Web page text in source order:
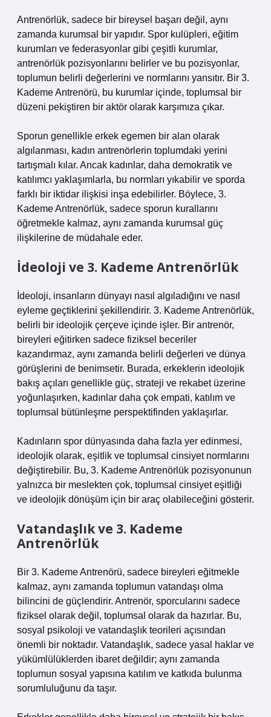
Antrenörlük, sadece bir bireysel başarı değil, aynı
zamanda kurumsal bir yapıdır. Spor kulüpleri, eğitim
kurumları ve federasyonlar gibi çeşitli kurumlar,
antrenörlük pozisyonlarını belirler ve bu pozisyonlar,
toplumun belirli değerlerini ve normlarını yansıtır. Bir 3.
Kademe Antrenörü, bu kurumlar içinde, toplumsal bir
düzeni pekiştiren bir aktör olarak karşımıza çıkar.
Sporun genellikle erkek egemen bir alan olarak
algılanması, kadın antrenörlerin toplumdaki yerini
tartışmalı kılar. Ancak kadınlar, daha demokratik ve
katılımcı yaklaşımlarla, bu normları yıkabilir ve sporda
farklı bir iktidar ilişkisi inşa edebilirler. Böylece, 3.
Kademe Antrenörlük, sadece sporun kurallarını
öğretmekle kalmaz, aynı zamanda kurumsal güç
ilişkilerine de müdahale eder.
İdeoloji ve 3. Kademe Antrenörlük
İdeoloji, insanların dünyayı nasıl algıladığını ve nasıl
eyleme geçtiklerini şekillendirir. 3. Kademe Antrenörlük,
belirli bir ideolojik çerçeve içinde işler. Bir antrenör,
bireyleri eğitirken sadece fiziksel beceriler
kazandırmaz, aynı zamanda belirli değerleri ve dünya
görüşlerini de benimsetir. Burada, erkeklerin ideolojik
bakış açıları genellikle güç, strateji ve rekabet üzerine
yoğunlaşırken, kadınlar daha çok empati, katılım ve
toplumsal bütünleşme perspektifinden yaklaşırlar.
Kadınların spor dünyasında daha fazla yer edinmesi,
ideolojik olarak, eşitlik ve toplumsal cinsiyet normlarını
değiştirebilir. Bu, 3. Kademe Antrenörlük pozisyonunun
yalnızca bir meslekten çok, toplumsal cinsiyet eşitliği
ve ideolojik dönüşüm için bir araç olabileceğini gösterir.
Vatandaşlık ve 3. Kademe
Antrenörlük
Bir 3. Kademe Antrenörü, sadece bireyleri eğitmekle
kalmaz, aynı zamanda toplumun vatandaşı olma
bilincini de güçlendirir. Antrenör, sporcularını sadece
fiziksel olarak değil, toplumsal olarak da hazırlar. Bu,
sosyal psikoloji ve vatandaşlık teorileri açısından
önemli bir noktadır. Vatandaşlık, sadece yasal haklar ve
yükümlülüklerden ibaret değildir; aynı zamanda
toplumun sosyal yapısına katılım ve katkıda bulunma
sorumluluğunu da taşır.